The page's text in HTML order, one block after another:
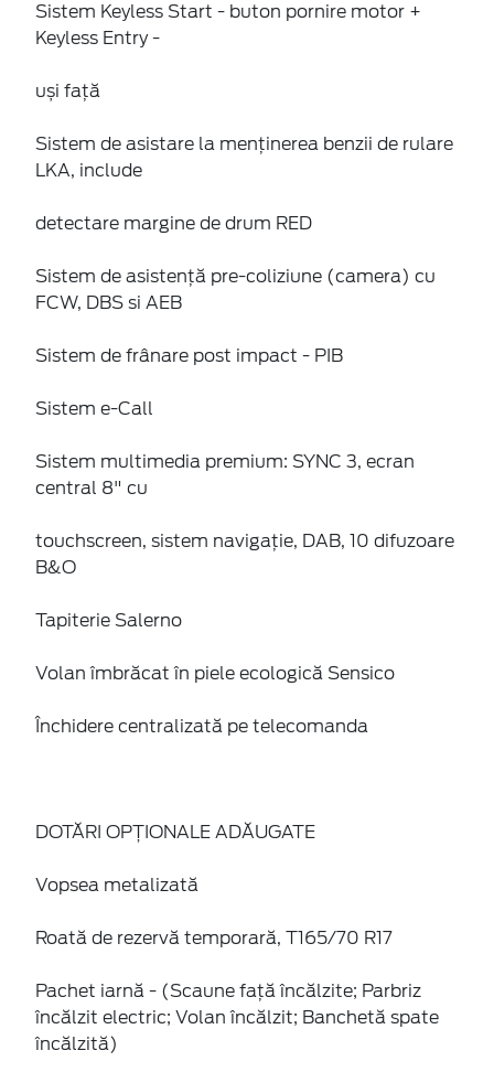
Sistem Keyless Start - buton pornire motor +
Keyless Entry -
uși față
Sistem de asistare la menținerea benzii de rulare
LKA, include
detectare margine de drum RED
Sistem de asistenţă pre-coliziune (camera) cu
FCW, DBS si AEB
Sistem de frânare post impact - PIB
Sistem e-Call
Sistem multimedia premium: SYNC 3, ecran
central 8" cu
touchscreen, sistem navigaţie, DAB, 10 difuzoare
B&O
Tapiterie Salerno
Volan îmbrăcat în piele ecologică Sensico
Închidere centralizată pe telecomanda
DOTĂRI OPȚIONALE ADĂUGATE
Vopsea metalizată
Roată de rezervă temporară, T165/70 R17
Pachet iarnă - (Scaune faţă încălzite; Parbriz
încălzit electric; Volan încălzit; Banchetă spate
încălzită)